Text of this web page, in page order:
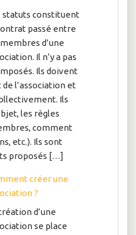
statuts constituent
passé entre
d’une
Il n’y a pas
Ils doivent
l’association et
Ils
les règles
comment
etc.). Ils sont
proposés […]
créer une
?
d’une
se place